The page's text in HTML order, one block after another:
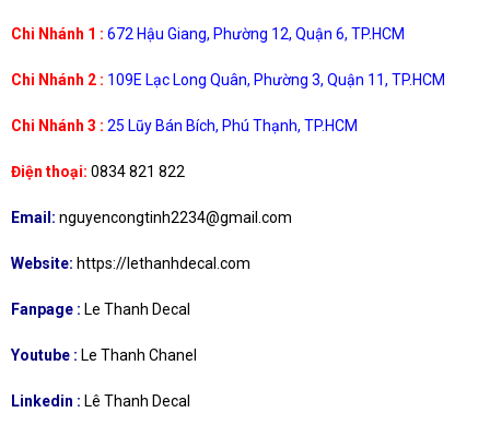
Chi Nhánh 1 : 672 Hậu Giang, Phường 12, Quận 6, TP.HCM
Chi Nhánh 2 : 109E Lạc Long Quân, Phường 3, Quận 11, TP.HCM
Chi Nhánh 3 : 25 Lũy Bán Bích, Phú Thạnh, TP.HCM
Điện thoại: 0834 821 822
Email: nguyencongtinh2234@gmail.com
Website: https://lethanhdecal.com
Fanpage : Le Thanh Decal
Youtube : Le Thanh Chanel
Linkedin : Lê Thanh Decal